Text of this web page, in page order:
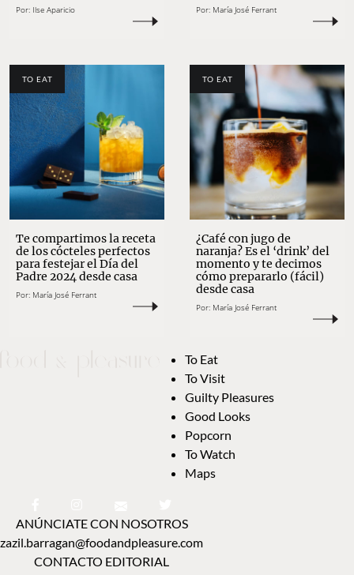
Por: Ilse Aparicio Por: María José Ferrant
TO EAT
Te compartimos la receta
de los cócteles perfectos
para festejar el Día del
Padre 2024 desde casa
Por: María José Ferrant
TO EAT
¿Café con jugo de
naranja? Es el ‘drink’ del
momento y te decimos
cómo prepararlo (fácil)
desde casa
Por: María José Ferrant
To Eat
To Visit
Guilty Pleasures
Good Looks
Popcorn
To Watch
Maps
ANÚNCIATE CON NOSOTROS
zazil.barragan@foodandpleasure.com
CONTACTO EDITORIAL